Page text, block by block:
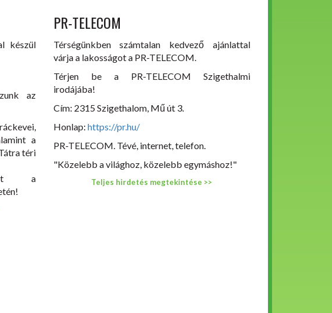
készül
az
a
téri
a
PR-TELECOM
Térségünkben számtalan kedvező ajánlattal
várja a lakosságot a PR-TELECOM.
Térjen be a PR-TELECOM Szigethalmi
irodájába!
Cím: 2315 Szigethalom, Mű út 3.
Honlap: https://pr.hu/
PR-TELECOM. Tévé, internet, telefon.
"Közelebb a világhoz, közelebb egymáshoz!"
Teljes hirdetés megtekintése >>